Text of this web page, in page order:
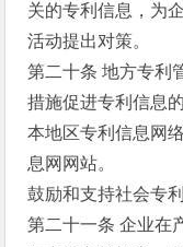
关的专利信息，为
活动提出对策。
第二十条 地方专利
措施促进专利信息
本地区专利信息网
息网网站。
鼓励和支持社会专
第二十一条 企业在